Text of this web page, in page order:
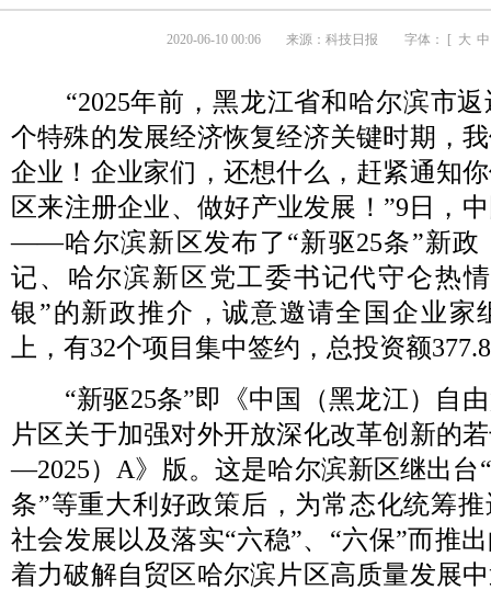
2020-06-10 00:06 来源： 科技日报 字体： [ 大 中
“2025年前，黑龙江省和哈尔滨市返
个特殊的发展经济恢复经济关键时期，
企业！企业家们，还想什么，赶紧通知
区来注册企业、做好产业发展！”9日，
——哈尔滨新区发布了“新驱25条”新政
记、哈尔滨新区党工委书记代守仑热
银”的新政推介，诚意邀请全国企业家
上，有32个项目集中签约，总投资额
“新驱25条”即《中国（黑龙江）自由
片区关于加强对外开放深化改革创新的
—2025）A》版。这是哈尔滨新区继出台
条”等重大利好政策后，为常态化统筹
社会发展以及落实“六稳”、“六保”而推
着力破解自贸区哈尔滨片区高质量发展